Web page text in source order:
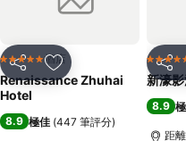
分享 放到收藏夾
5 星級 酒店
Renaissance Zhuhai
Hotel
8.9 極佳 (447 筆評分)
分享
5 星級
新濠
8.9
距